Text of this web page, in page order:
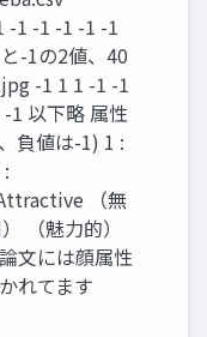
-1 -1 -1 -1 -1
-1の2値、40
-1 1 1 -1 -1
1 以下略 属性
負値は-1) 1 :
（無
（魅力的）
文には顔属性
れてます